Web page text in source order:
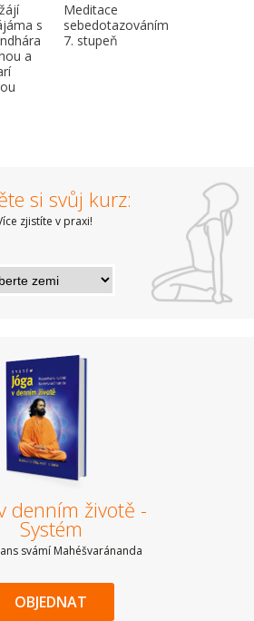
s
a
Meditace
sebedotazováním
7. stupeň
si svůj kurz:
zjistíte v praxi!
denním životě -
Systém
svámí Mahéšvaránanda
OBJEDNAT